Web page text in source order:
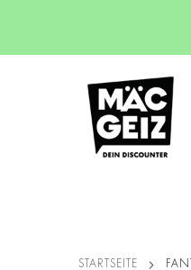
STARTSEITE